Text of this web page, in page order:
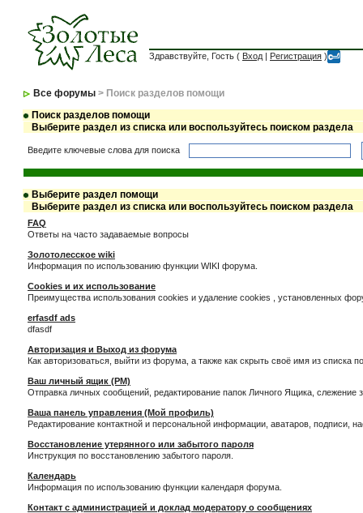
Здравствуйте, Гость ( Вход | Регистрация )
Все форумы > Поиск разделов помощи
Поиск разделов помощи
Выберите раздел из списка или воспользуйтесь поиском раздела
Введите ключевые слова для поиска
Выберите раздел помощи
Выберите раздел из списка или воспользуйтесь поиском раздела
FAQ
Ответы на часто задаваемые вопросы
Золотолесское wiki
Информация по использованию функции WIKI форума.
Cookies и их использование
Преимущества использования cookies и удаление cookies , установленных
erfasdf ads
dfasdf
Авторизация и Выход из форума
Как авторизоваться, выйти из форума, а также как скрыть своё имя из списка
Ваш личный ящик (PM)
Отправка личных сообщений, редактирование папок Личного Ящика,
Ваша панель управления (Мой профиль)
Редактирование контактной и персональной информации, аватаров,
Восстановление утерянного или забытого пароля
Инструкция по восстановлению забытого пароля.
Календарь
Информация по использованию функции календаря форума.
Контакт с администрацией и доклад модератору о сообщениях